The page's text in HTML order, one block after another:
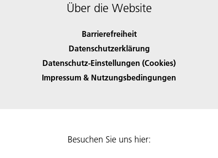
Über die Website
Barrierefreiheit
Datenschutzerklärung
Datenschutz-Einstellungen (Cookies)
Impressum & Nutzungsbedingungen
Besuchen Sie uns hier: